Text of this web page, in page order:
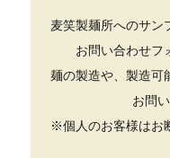
麦笑製麺所へのサン
お問い合わせフ
麺の製造や、製造可
お問
※個人のお客様はお